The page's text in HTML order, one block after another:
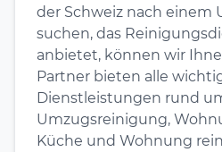
der Schweiz nach einem
suchen, das
anbietet, können wir
Partner bieten alle
Dienstleistungen rund
Umzugsreinigung,
Küche und Wohnung